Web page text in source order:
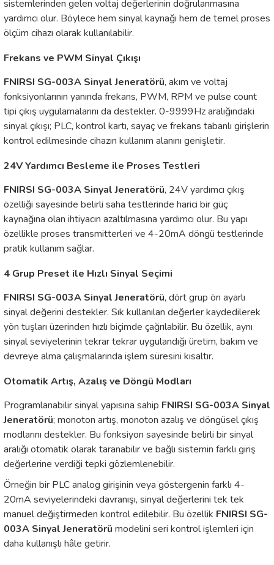
ÖLÇER
sistemlerinden gelen voltaj değerlerinin doğrulanmasına
yardımcı olur. Böylece hem sinyal kaynağı hem de temel proses
ölçüm cihazı olarak kullanılabilir.
Frekans ve PWM Sinyal Çıkışı
FNIRSI SG-003A Sinyal Jeneratörü, akım ve voltaj
fonksiyonlarının yanında frekans, PWM, RPM ve pulse count
tipi çıkış uygulamalarını da destekler. 0-9999Hz aralığındaki
sinyal çıkışı; PLC, kontrol kartı, sayaç ve frekans tabanlı girişlerin
kontrol edilmesinde cihazın kullanım alanını genişletir.
24V Yardımcı Besleme ile Proses Testleri
FNIRSI SG-003A Sinyal Jeneratörü, 24V yardımcı çıkış
özelliği sayesinde belirli saha testlerinde harici bir güç
kaynağına olan ihtiyacın azaltılmasına yardımcı olur. Bu yapı
özellikle proses transmitterleri ve 4-20mA döngü testlerinde
pratik kullanım sağlar.
4 Grup Preset ile Hızlı Sinyal Seçimi
FNIRSI SG-003A Sinyal Jeneratörü, dört grup ön ayarlı
sinyal değerini destekler. Sık kullanılan değerler kaydedilerek
yön tuşları üzerinden hızlı biçimde çağrılabilir. Bu özellik, aynı
sinyal seviyelerinin tekrar tekrar uygulandığı üretim, bakım ve
devreye alma çalışmalarında işlem süresini kısaltır.
Otomatik Artış, Azalış ve Döngü Modları
Programlanabilir sinyal yapısına sahip FNIRSI SG-003A Sinyal
Jeneratörü; monoton artış, monoton azalış ve döngüsel çıkış
modlarını destekler. Bu fonksiyon sayesinde belirli bir sinyal
aralığı otomatik olarak taranabilir ve bağlı sistemin farklı giriş
değerlerine verdiği tepki gözlemlenebilir.
Örneğin bir PLC analog girişinin veya göstergenin farklı 4-
20mA seviyelerindeki davranışı, sinyal değerlerini tek tek
manuel değiştirmeden kontrol edilebilir. Bu özellik FNIRSI SG-
003A Sinyal Jeneratörü modelini seri kontrol işlemleri için
daha kullanışlı hâle getirir.